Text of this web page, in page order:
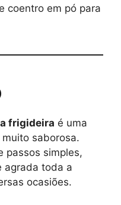
coentro em pó para
frigideira é uma
saborosa.
passos simples,
agrada toda a
ocasiões.